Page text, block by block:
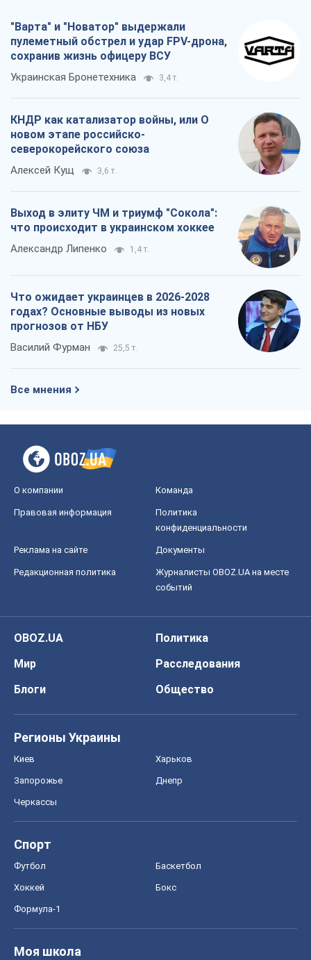
"Варта" и "Новатор" выдержали
пулеметный обстрел и удар FPV-дрона,
сохранив жизнь офицеру ВСУ
Украинская Бронетехника 3,4 т.
КНДР как катализатор войны, или О
новом этапе российско-
северокорейского союза
Алексей Кущ 3,6 т.
Выход в элиту ЧМ и триумф "Сокола":
что происходит в украинском хоккее
Александр Липенко 1,4 т.
Что ожидает украинцев в 2026-2028
годах? Основные выводы из новых
прогнозов от НБУ
Василий Фурман 25,5 т.
Все мнения
О компании Команда
Правовая информация
Политика
конфиденциальности
Реклама на сайте Документы
Редакционная политика
Журналисты OBOZ.UA на месте
событий
OBOZ.UA
Политика
Мир
Расследования
Блоги
Общество
Регионы Украины
Киев Харьков
Запорожье Днепр
Черкассы
Спорт
Футбол Баскетбол
Хоккей Бокс
Формула-1
Моя школа